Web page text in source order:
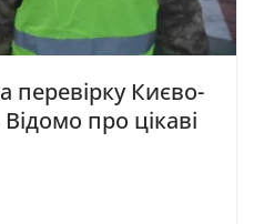
перевірку Києво-
про цікаві